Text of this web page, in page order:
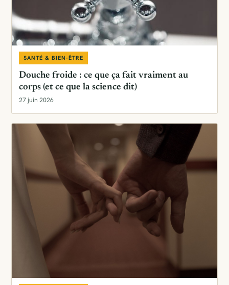
SANTÉ & BIEN-ÊTRE
Douche froide : ce que ça fait vraiment au
corps (et ce que la science dit)
27 juin 2026